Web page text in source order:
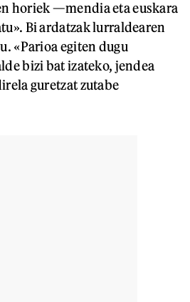
horiek —mendia eta euskara
Bi ardatzak lurraldearen
«Parioa egiten dugu
bizi bat izateko, jendea
guretzat zutabe